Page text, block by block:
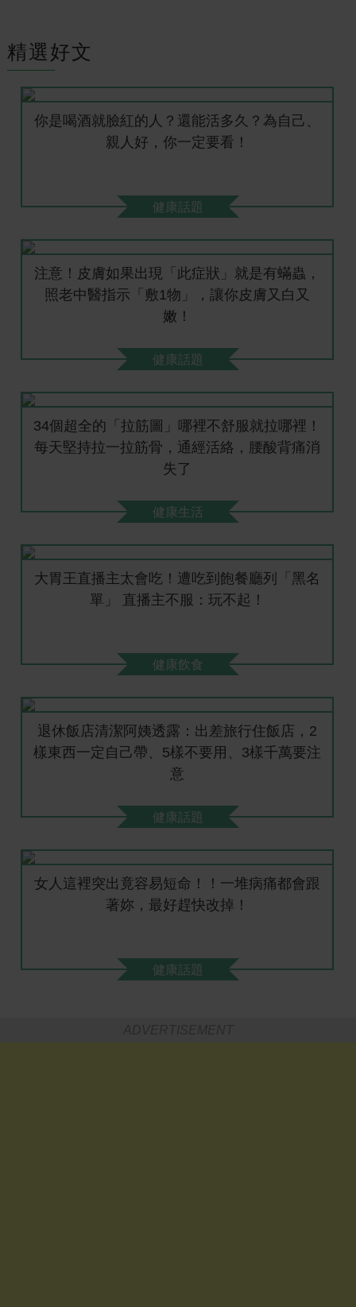
精選好文
你是喝酒就臉紅的人？還能活多久？為自己、
親人好，你一定要看！
健康話題
注意！皮膚如果出現「此症狀」就是有蟎蟲，
照老中醫指示「敷1物」，讓你皮膚又白又
嫩！
健康話題
34個超全的「拉筋圖」哪裡不舒服就拉哪裡！
每天堅持拉一拉筋骨，通經活絡，腰酸背痛消
失了
健康生活
大胃王直播主太會吃！遭吃到飽餐廳列「黑名
單」 直播主不服：玩不起！
健康飲食
退休飯店清潔阿姨透露：出差旅行住飯店，2
樣東西一定自己帶、5樣不要用、3樣千萬要注
意
健康話題
女人這裡突出竟容易短命！！一堆病痛都會跟
著妳，最好趕快改掉！
健康話題